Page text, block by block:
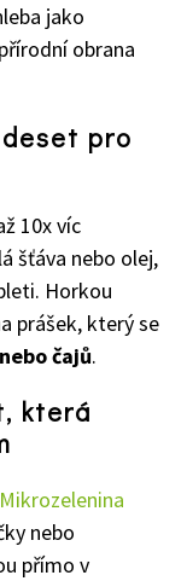
jako
obrana
pro
10x víc
šťáva nebo olej,
Horkou
prášek, který se
čajů.
která
Mikrozelenina
nebo
přímo v